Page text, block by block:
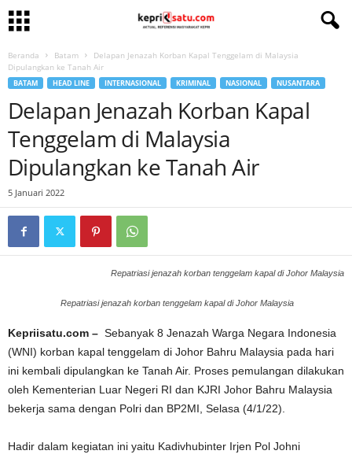
Beranda Batam
Delapan Jenazah Korban Kapal Tenggelam di Malaysia
Dipulangkan ke Tanah Air
BATAM HEAD LINE INTERNASIONAL KRIMINAL NASIONAL NUSANTARA
Delapan Jenazah Korban Kapal
Tenggelam di Malaysia
Dipulangkan ke Tanah Air
5 Januari 2022
Repatriasi jenazah korban tenggelam kapal di Johor Malaysia
Repatriasi jenazah korban tenggelam kapal di Johor Malaysia
Kepriisatu.com – Sebanyak 8 Jenazah Warga Negara Indonesia
(WNI) korban kapal tenggelam di Johor Bahru Malaysia pada hari
ini kembali dipulangkan ke Tanah Air. Proses pemulangan dilakukan
oleh Kementerian Luar Negeri RI dan KJRI Johor Bahru Malaysia
bekerja sama dengan Polri dan BP2MI, Selasa (4/1/22).
Hadir dalam kegiatan ini yaitu Kadivhubinter Irjen Pol Johni